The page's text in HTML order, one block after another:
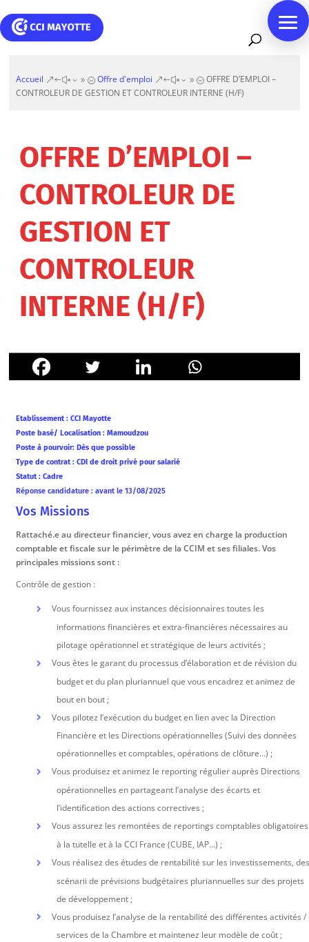
Accueil &#x39; Offre d'emploi &#x39; OFFRE D’EMPLOI –
CONTROLEUR DE GESTION ET CONTROLEUR INTERNE (H/F)
OFFRE D’EMPLOI –
CONTROLEUR DE
GESTION ET
CONTROLEUR
INTERNE (H/F)
Etablissement : CCI Mayotte
Poste basé/ Localisation : Mamoudzou
Poste à pourvoir: Dès que possible
Type de contrat : CDI de droit privé pour salarié
Statut : Cadre
Réponse candidature : avant le 13/08/2025
Vos Missions
Rattaché.e au directeur financier, vous avez en charge la production
comptable et fiscale sur le périmètre de la CCIM et ses filiales. Vos
principales missions sont :
Contrôle de gestion :
Vous fournissez aux instances décisionnaires toutes les
informations financières et extra-financières nécessaires au
pilotage opérationnel et stratégique de leurs activités ;
Vous êtes le garant du processus d’élaboration et de révision du
budget et du plan pluriannuel que vous encadrez et animez de
bout en bout ;
Vous pilotez l’exécution du budget en lien avec la Direction
Financière et les Directions opérationnelles (Suivi des données
opérationnelles et comptables, opérations de clôture…) ;
Vous produisez et animez le reporting régulier auprès Directions
opérationnelles en partageant l’analyse des écarts et
l’identification des actions correctives ;
Vous assurez les remontées de reportings comptables obligatoires
à la tutelle et à la CCI France (CUBE, IAP…) ;
Vous réalisez des études de rentabilité sur les investissements, des
scénarii de prévisions budgétaires pluriannuelles sur des projets
de développement ;
Vous produisez l’analyse de la rentabilité des différentes activités /
services de la Chambre et maintenez leur modèle de coût ;